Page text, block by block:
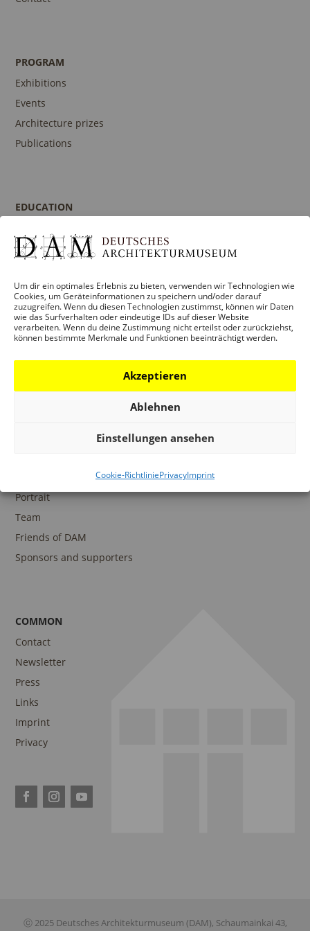
Um dir ein optimales Erlebnis zu bieten, verwenden wir Technologien wie
Cookies, um Geräteinformationen zu speichern und/oder darauf
zuzugreifen. Wenn du diesen Technologien zustimmst, können wir Daten
wie das Surfverhalten oder eindeutige IDs auf dieser Website
verarbeiten. Wenn du deine Zustimmung nicht erteilst oder zurückziehst,
können bestimmte Merkmale und Funktionen beeinträchtigt werden.
Akzeptieren
Ablehnen
Einstellungen ansehen
Cookie-RichtliniePrivacyImprint
PROGRAM
Exhibitions
Events
Architecture prizes
Publications
EDUCATION
Guidances and Tours
Contact person
DAM Digital Collection
Portrait
Team
Friends of DAM
Sponsors and supporters
COMMON
Contact
Newsletter
Press
Links
Imprint
Privacy
ⓒ 2025 Deutsches Architekturmuseum (DAM), Schaumainkai 43,